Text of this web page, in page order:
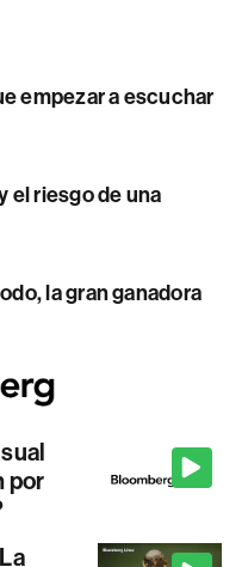
empezar a escuchar
el riesgo de una
la gran ganadora
por